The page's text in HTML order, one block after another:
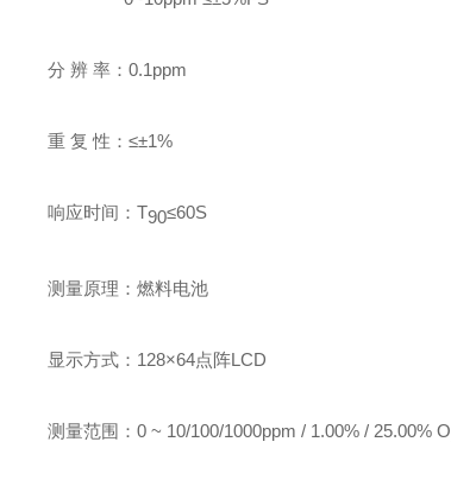
分 辨 率 ： 0.1ppm
重 复 性 ： ≤±1%
响应时间 ： T90≤60S
测量原理 ： 燃料电池
显示方式 ： 128×64点阵LCD
测量范围 ： 0 ~ 10/100/1000ppm / 1.00% / 25.00% O